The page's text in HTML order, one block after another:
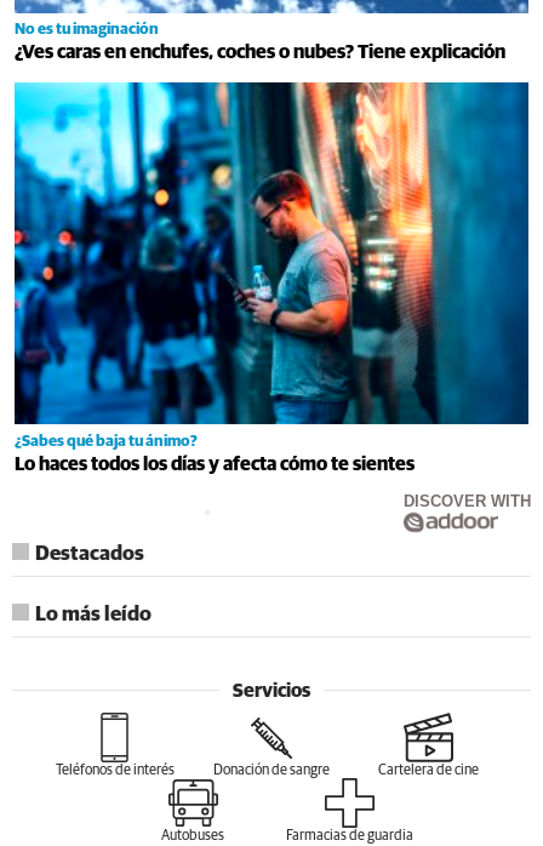
No es tu imaginación
¿Ves caras en enchufes, coches o nubes? Tiene explicación
¿Sabes qué baja tu ánimo?
Lo haces todos los días y afecta cómo te sientes
DISCOVER WITH
Destacados
Lo más leído
Servicios
Teléfonos de interés Donación de sangre Cartelera de cine
Autobuses Farmacias de guardia